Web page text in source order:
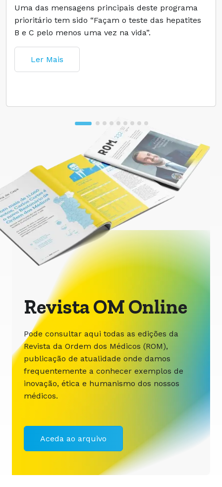
Uma das mensagens principais deste programa
prioritário tem sido “Façam o teste das hepatites
B e C pelo menos uma vez na vida”.
Ler Mais
Revista OM Online
Pode consultar aqui todas as edições da
Revista da Ordem dos Médicos (ROM),
publicação de atualidade onde damos
frequentemente a conhecer exemplos de
inovação, ética e humanismo dos nossos
médicos.
Aceda ao arquivo